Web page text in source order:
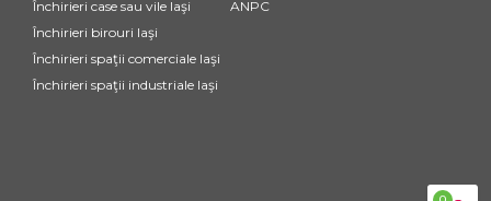
Închirieri case sau vile Iaşi
Închirieri birouri Iaşi
Închirieri spaţii comerciale Iaşi
Închirieri spaţii industriale Iaşi
ANPC